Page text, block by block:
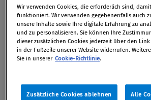
Sperrminorität von 25 Prozent im
EADS-BAE-Konzernaufbauen.
Staaten eine Blockademöglichkeit
Schlüsselentscheidungen.
Antikorruption
Wir verwenden Cookies, die erforderlich sind,
funktioniert. Wir verwenden gegebenenfalls auch
unsere Inhalte sowie Ihre digitale Erfahrung zu
und zu personalisieren. Sie können Ihre
dieser zusätzlichen Cookies jederzeit über den Link
in der Fußzeile unserer Website widerrufen.
Sie in unserer Cookie-Richtlinie.
Zusätzliche Cookies ablehnen Alle